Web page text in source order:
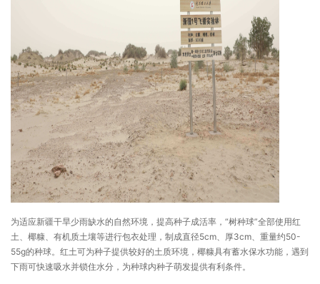
为适应新疆干旱少雨缺水的自然环境，提高种子成活率，“树种球”全部使用红
土、椰糠、有机质土壤等进行包衣处理，制成直径5cm、厚3cm、重量约50-
55g的种球。红土可为种子提供较好的土质环境，椰糠具有蓄水保水功能，遇到
下雨可快速吸水并锁住水分，为种球内种子萌发提供有利条件。